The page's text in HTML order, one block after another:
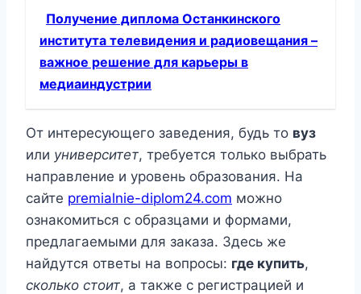
Получение диплома Останкинского
института телевидения и радиовещания –
важное решение для карьеры в
медиаиндустрии
От интересующего заведения, будь то вуз
или университет, требуется только выбрать
направление и уровень образования. На
сайте premialnie-diplom24.com можно
ознакомиться с образцами и формами,
предлагаемыми для заказа. Здесь же
найдутся ответы на вопросы: где купить,
сколько стоит, а также с регистрацией и